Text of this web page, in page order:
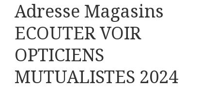
Adresse Magasins
ECOUTER VOIR
OPTICIENS
MUTUALISTES 2024